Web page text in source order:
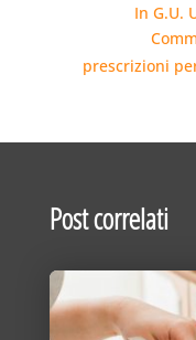
In G.U.
prescrizioni
Post correlati